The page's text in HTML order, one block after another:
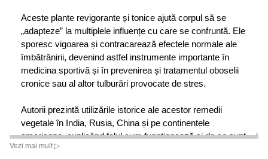
Aceste plante revigorante și tonice ajută corpul să se
„adapteze” la multiplele influențe cu care se confruntă. Ele
sporesc vigoarea și contracarează efectele normale ale
îmbătrânirii, devenind astfel instrumente importante în
medicina sportivă și în prevenirea și tratamentul oboselii
cronice sau al altor tulburări provocate de stres.
Autorii prezintă utilizările istorice ale acestor remedii
vegetale în India, Rusia, China și pe continentele
americane, explicând felul cum funcționează și de ce sunt
atât de eficiente în combaterea bolilor generate de stres.
Vezi mai mult ▷